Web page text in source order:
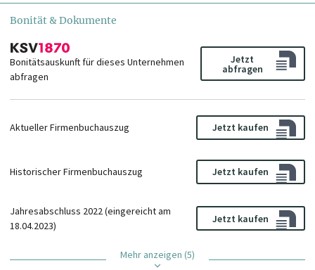
Bonität & Dokumente
Bonitätsauskunft für dieses Unternehmen
abfragen
Jetzt
abfragen
Aktueller Firmenbuchauszug Jetzt kaufen
Historischer Firmenbuchauszug Jetzt kaufen
Jahresabschluss 2022 (eingereicht am
18.04.2023)
Jetzt kaufen
Mehr anzeigen (5)